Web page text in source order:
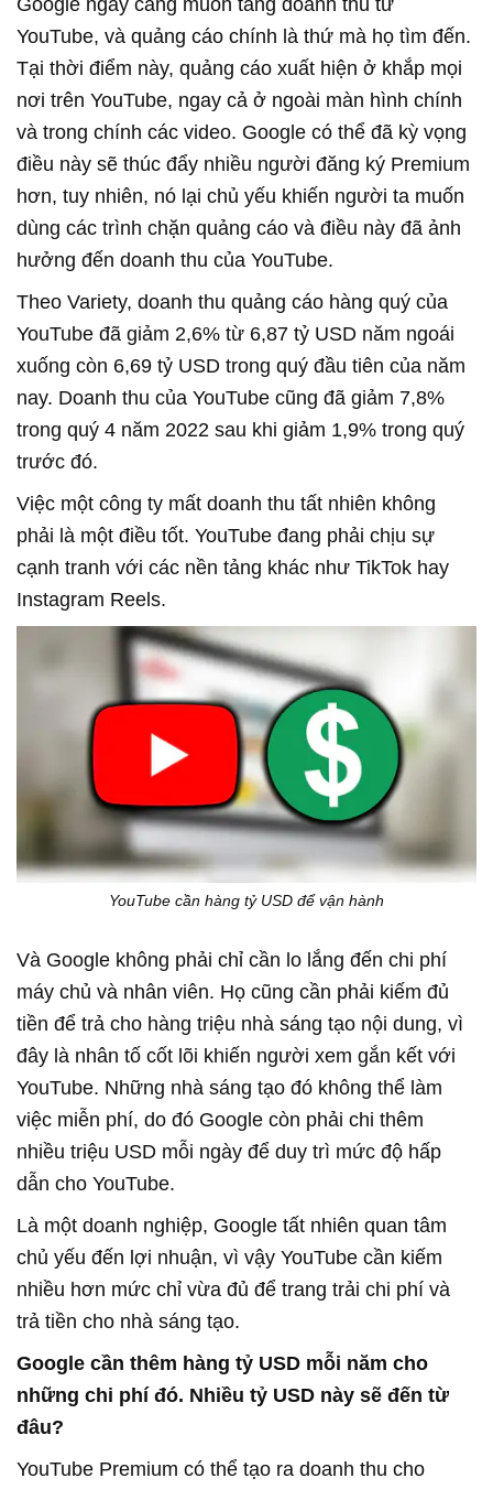
YouTube, và quảng cáo chính là thứ mà họ tìm đến.
Tại thời điểm này, quảng cáo xuất hiện ở khắp mọi
nơi trên YouTube, ngay cả ở ngoài màn hình chính
và trong chính các video. Google có thể đã kỳ vọng
điều này sẽ thúc đẩy nhiều người đăng ký Premium
hơn, tuy nhiên, nó lại chủ yếu khiến người ta muốn
dùng các trình chặn quảng cáo và điều này đã ảnh
hưởng đến doanh thu của YouTube.
YouTube đã giảm 2,6% từ 6,87 tỷ USD năm ngoái
xuống còn 6,69 tỷ USD trong quý đầu tiên của năm
nay. Doanh thu của YouTube cũng đã giảm 7,8%
trong quý 4 năm 2022 sau khi giảm 1,9% trong quý
trước đó.
Việc một công ty mất doanh thu tất nhiên không
phải là một điều tốt. YouTube đang phải chịu sự
cạnh tranh với các nền tảng khác như TikTok hay
Instagram Reels.
YouTube cần hàng tỷ USD để vận hành
Và Google không phải chỉ cần lo lắng đến chi phí
máy chủ và nhân viên. Họ cũng cần phải kiếm đủ
tiền để trả cho hàng triệu nhà sáng tạo nội dung, vì
đây là nhân tố cốt lõi khiến người xem gắn kết với
YouTube. Những nhà sáng tạo đó không thể làm
việc miễn phí, do đó Google còn phải chi thêm
nhiều triệu USD mỗi ngày để duy trì mức độ hấp
dẫn cho YouTube.
Là một doanh nghiệp, Google tất nhiên quan tâm
chủ yếu đến lợi nhuận, vì vậy YouTube cần kiếm
nhiều hơn mức chỉ vừa đủ để trang trải chi phí và
trả tiền cho nhà sáng tạo.
Google cần thêm hàng tỷ USD mỗi năm cho
những chi phí đó. Nhiều tỷ USD này sẽ đến từ
đâu?
YouTube Premium có thể tạo ra doanh thu cho